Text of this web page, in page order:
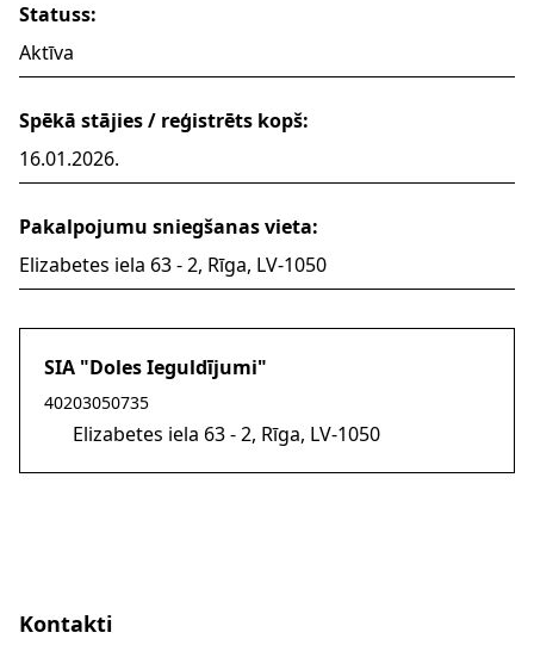
Statuss:
Aktīva
Spēkā stājies / reģistrēts kopš:
16.01.2026.
Pakalpojumu sniegšanas vieta:
Elizabetes iela 63 - 2, Rīga, LV-1050
SIA "Doles Ieguldījumi"
40203050735
Elizabetes iela 63 - 2, Rīga, LV-1050
Kontakti